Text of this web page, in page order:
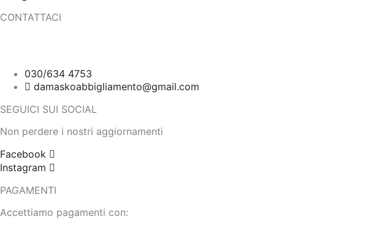
CONTATTACI
030/634 4753
damaskoabbigliamento@gmail.com
SEGUICI SUI SOCIAL
Non perdere i nostri aggiornamenti
Facebook
Instagram
PAGAMENTI
Accettiamo pagamenti con: